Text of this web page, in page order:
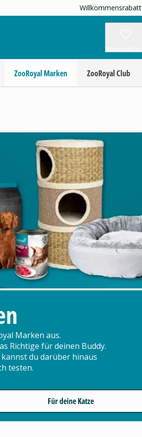
Willkommensrabatt
ZooRoyal Marken ZooRoyal Club
Marken aus.
Richtige für deinen Buddy.
kannst du darüber hinaus
testen.
Für deine Katze